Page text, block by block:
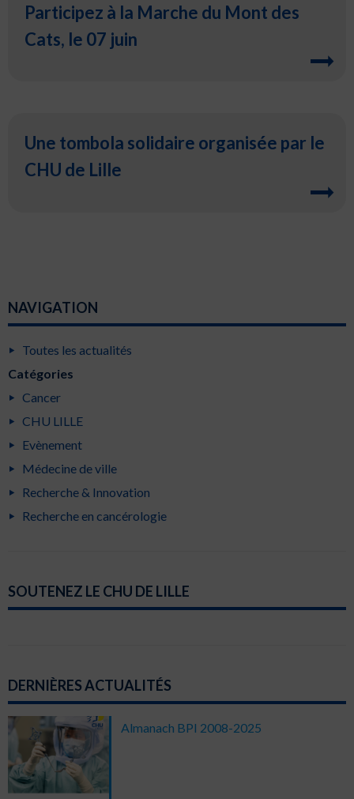
Participez à la Marche du Mont des
Cats, le 07 juin
Une tombola solidaire organisée par le
CHU de Lille
NAVIGATION
Toutes les actualités
Catégories
Cancer
CHU LILLE
Evènement
Médecine de ville
Recherche & Innovation
Recherche en cancérologie
SOUTENEZ LE CHU DE LILLE
DERNIÈRES ACTUALITÉS
Almanach BPI 2008-2025